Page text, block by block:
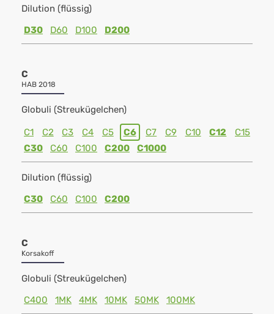
Dilution (flüssig)
D30
D60 D100 D200
C
HAB 2018
Globuli (Streukügelchen)
C1 C2 C3 C4 C5 C6 C7 C9 C10 C12
C15
C30
C60 C100 C200 C1000
Dilution (flüssig)
C30
C60 C100 C200
C
Korsakoff
Globuli (Streukügelchen)
C400
1MK 4MK 10MK 50MK 100MK